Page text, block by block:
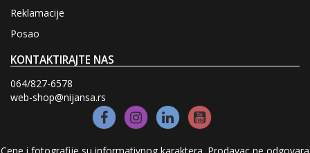
Reklamacije
Posao
KONTAKTIRAJTE NAS
064/827-6578
web-shop@nijansa.rs